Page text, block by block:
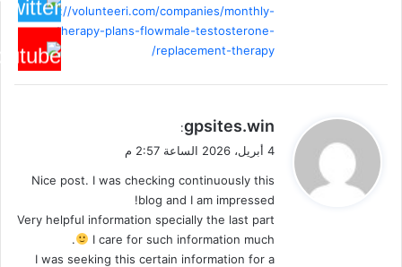
https://volunteeri.com/companies/monthly-
therapy-plans-flowmale-testosterone-
replacement-therapy/
ي
ل
gpsites.win
:
4 أبريل، 2026 الساعة 2:57 م
Nice post. I was checking continuously this
blog and I am impressed!
Very helpful information specially the last part
I care for such information much.
I was seeking this certain information for a